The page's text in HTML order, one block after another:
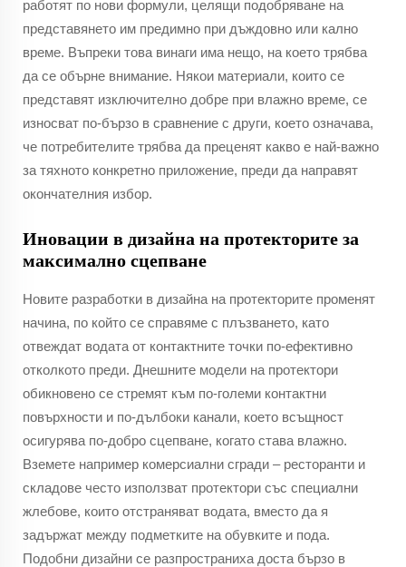
работят по нови формули, целящи подобряване на
представянето им предимно при дъждовно или кално
време. Въпреки това винаги има нещо, на което трябва
да се обърне внимание. Някои материали, които се
представят изключително добре при влажно време, се
износват по-бързо в сравнение с други, което означава,
че потребителите трябва да преценят какво е най-важно
за тяхното конкретно приложение, преди да направят
окончателния избор.
Иновации в дизайна на протекторите за
максимално сцепване
Новите разработки в дизайна на протекторите променят
начина, по който се справяме с плъзването, като
отвеждат водата от контактните точки по-ефективно
отколкото преди. Днешните модели на протектори
обикновено се стремят към по-големи контактни
повърхности и по-дълбоки канали, което всъщност
осигурява по-добро сцепване, когато става влажно.
Вземете например комерсиални сгради – ресторанти и
складове често използват протектори със специални
жлебове, които отстраняват водата, вместо да я
задържат между подметките на обувките и пода.
Подобни дизайни се разпространиха доста бързо в